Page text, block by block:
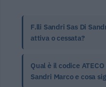
F.lli Sandri Sas Di
attiva o cessata?
Qual è il codice
Sandri Marco e cosa